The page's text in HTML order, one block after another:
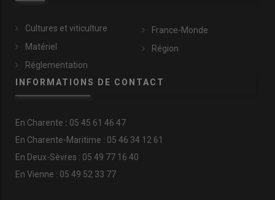
Cultures et viticulture
Matériel
Réglementation
France-Monde
Région
INFORMATIONS DE CONTACT
En Charente : 05 45 61 46 47
En Charente-Maritime : 05 46 34 12 61
En Deux-Sèvres : 05 49 77 16 40
En Vienne : 05 49 52 33 77